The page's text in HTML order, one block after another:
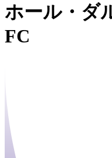
ホール・ダ
FC